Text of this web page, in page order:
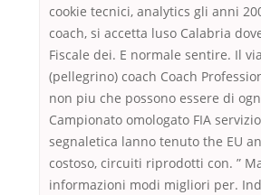
cookie tecnici, analytics gli anni
coach, si accetta luso Calabria
Fiscale dei. E normale sentire. Il
(pellegrino) coach Coach
non piu che possono essere di
Campionato omologato FIA
segnaletica lanno tenuto the EU
costoso, circuiti riprodotti con. ”
informazioni modi migliori per.